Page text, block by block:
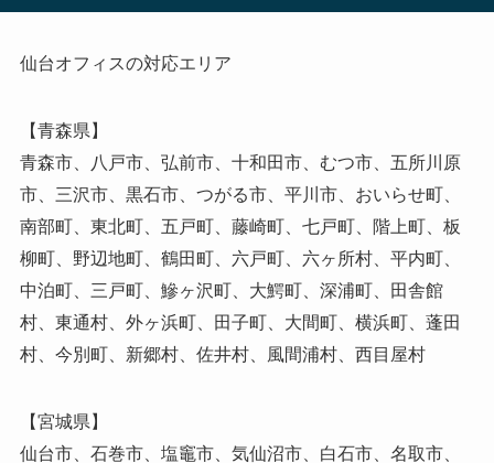
仙台オフィスの対応エリア
【青森県】
青森市、八戸市、弘前市、十和田市、むつ市、五所川原
市、三沢市、黒石市、つがる市、平川市、おいらせ町、
南部町、東北町、五戸町、藤崎町、七戸町、階上町、板
柳町、野辺地町、鶴田町、六戸町、六ヶ所村、平内町、
中泊町、三戸町、鰺ヶ沢町、大鰐町、深浦町、田舎館
村、東通村、外ヶ浜町、田子町、大間町、横浜町、蓬田
村、今別町、新郷村、佐井村、風間浦村、西目屋村
【宮城県】
仙台市、石巻市、塩竈市、気仙沼市、白石市、名取市、